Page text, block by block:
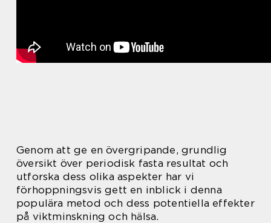
Genom att ge en övergripande, grundlig
översikt över periodisk fasta resultat och
utforska dess olika aspekter har vi
förhoppningsvis gett en inblick i denna
populära metod och dess potentiella effekter
på viktminskning och hälsa.